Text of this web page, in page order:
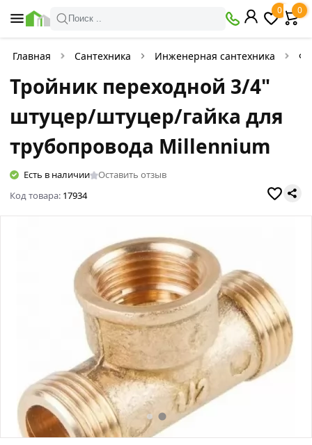
Поиск ..
0 0
Главная Сантехника Инженерная сантехника
Тройник переходной 3/4"
штуцер/штуцер/гайка для
трубопровода Millennium
Есть в наличии
Оставить отзыв
Код товара: 17934